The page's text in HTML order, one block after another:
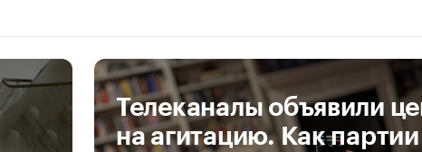
Телеканалы объявили
на агитацию. Как партии